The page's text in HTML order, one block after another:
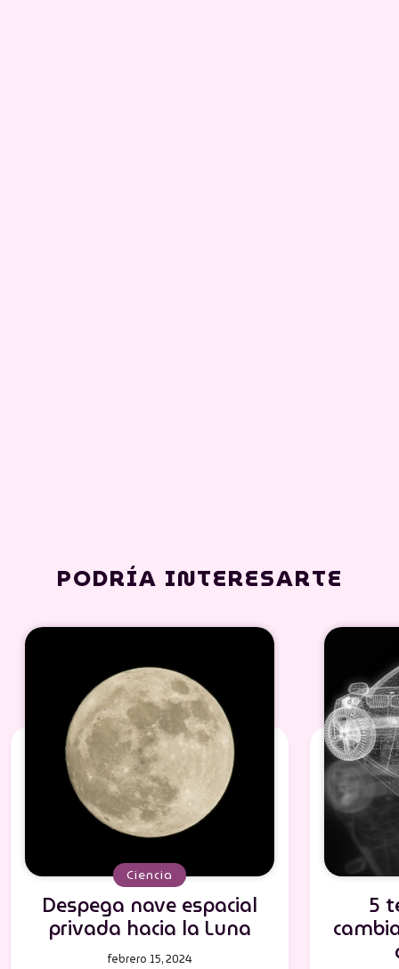
PODRÍA INTERESARTE
Ciencia
Despega nave espacial
privada hacia la Luna
febrero 15, 2024
5